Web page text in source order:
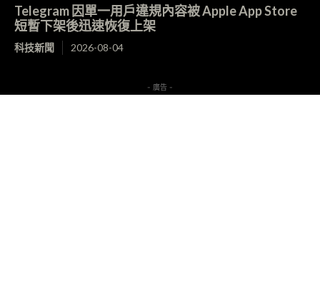
Telegram 因單一用戶違規內容被 Apple App Store
短暫下架後迅速恢復上架
科技新聞 2026-08-04
- 廣告 -